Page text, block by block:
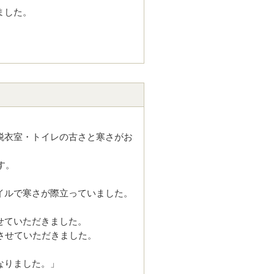
た。
室・トイレの古さと寒さがお
で寒さが際立っていました。
いただきました。
ていただきました。
ました。」